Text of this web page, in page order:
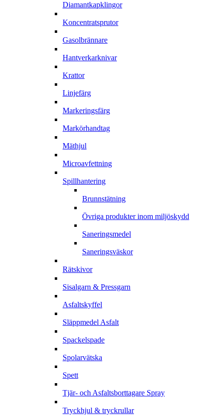
Diamantkapklingor
Koncentratsprutor
Gasolbrännare
Hantverkarknivar
Krattor
Linjefärg
Markeringsfärg
Markörhandtag
Mäthjul
Microavfettning
Spillhantering
Brunnstätning
Övriga produkter inom miljöskydd
Saneringsmedel
Saneringsväskor
Rätskivor
Sisalgarn & Pressgarn
Asfaltskyffel
Släppmedel Asfalt
Spackelspade
Spolarvätska
Spett
Tjär- och Asfaltsborttagare Spray
Tryckhjul & tryckrullar